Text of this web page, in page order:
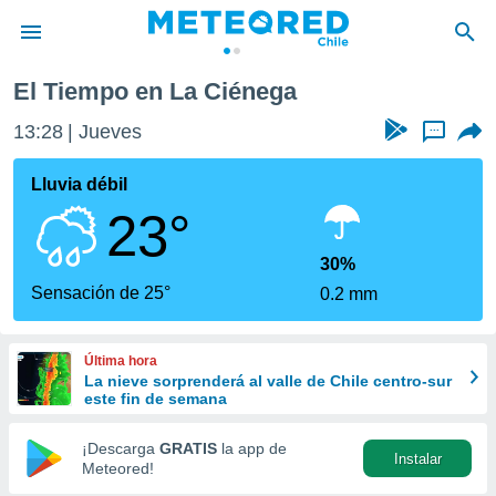
de
por
se
calidad.
a este
las
y
forma
digital
basada
El Tiempo en La Ciénega
13:28 Jueves ...
Lluvia débil
23°
Sensación de 25°
30%
0.2 mm
Última hora
La nieve sorprenderá al valle de Chile centro-sur
este fin de semana
¡Descarga GRATIS la app de
Meteored!
Instalar